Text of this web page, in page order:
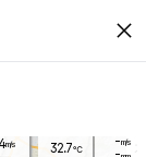
close
32.7℃
-m/s
m/s